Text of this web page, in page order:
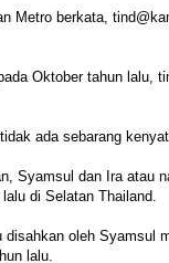
Metro berkata,
Oktober tahun lalu,
ada sebarang
Syamsul dan Ira atau
di Selatan Thailand.
disahkan oleh Syamsul
lalu.